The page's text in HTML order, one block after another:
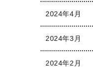
2024年4月
2024年3月
2024年2月